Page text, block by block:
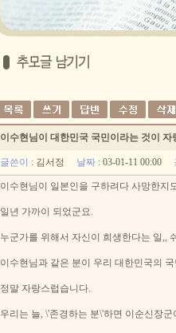
이수현님이 대한민국 국민이라는 것이 자
글쓴이 : 김서정 날짜 : 03-01-11 00:00
이수현님이 일본인을 구하려다 사망한지
일년 가까이 되었군요.
누군가를 위해서 자신이 희생한다는 일,,
이수현님과 같은 분이 우리 대한민국의
정말 자랑스럽습니다.
우리는 늘, \'존경하는 분\'하면 이순신장